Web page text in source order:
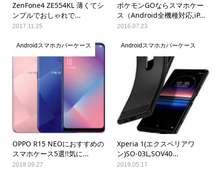
ZenFone4 ZE554KL 薄くてシ
ンプルでおしゃれで...
2017.11.25
ポケモンGOならスマホケー
ス（Android全機種対応,iP...
2016.07.23
Androidスマホカバーケース
OPPO R15 NEOにおすすめの
スマホケース5選!!気に...
2018.09.27
Androidスマホカバーケース
Xperia 1(エクスペリアワ
ン)SO-03L,SOV40...
2019.05.17